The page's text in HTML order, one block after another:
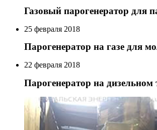
Газовый парогенератор для
25 февраля 2018
Парогенератор на газе для
22 февраля 2018
Парогенератор на дизельном